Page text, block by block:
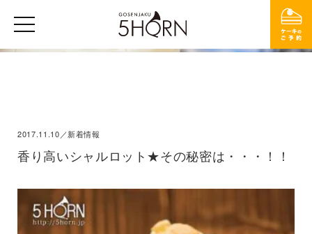
2017.11.10／新着情報
香り高いシャルロット★その秘密は・・・！！